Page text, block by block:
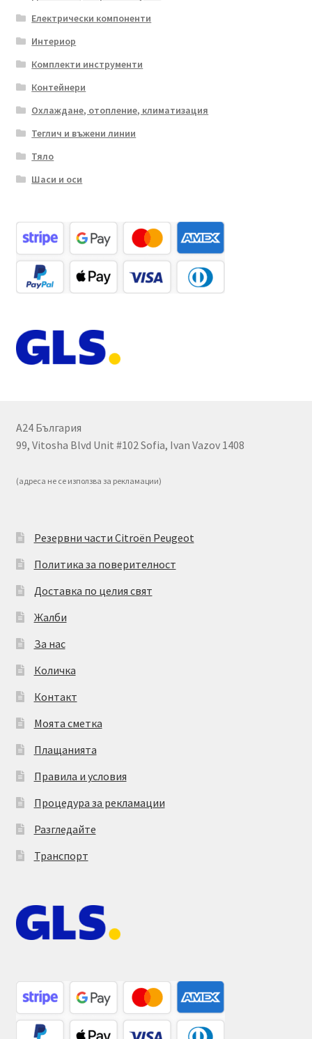
Транспорт
Електрически компоненти
Интериор
Комплекти инструменти
Контейнери
Охлаждане, отопление, климатизация
Теглич и въжени линии
Тяло
Шаси и оси
А24 България
99, Vitosha Blvd Unit #102 Sofia, Ivan Vazov 1408
(адреса не се използва за рекламации)
Резервни части Citroën Peugeot
Политика за поверителност
Доставка по целия свят
Жалби
За нас
Количка
Контакт
Моята сметка
Плащанията
Правила и условия
Процедура за рекламации
Разгледайте
Транспорт